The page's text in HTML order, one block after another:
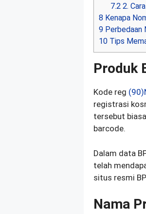
7.2 2.
8 Kenapa
9 Perbedaan
10 Tips
Produk
Kode reg
registrasi
tersebut
barcode.
Dalam data
telah
situs resmi
Nama